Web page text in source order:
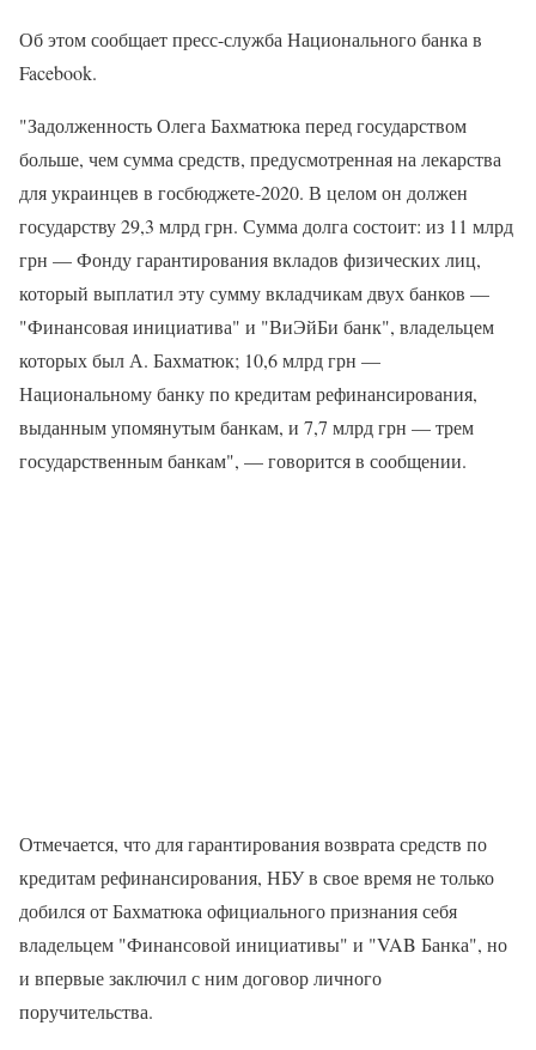
Об этом сообщает пресс-служба Национального банка в
Facebook.
"Задолженность Олега Бахматюка перед государством
больше, чем сумма средств, предусмотренная на лекарства
для украинцев в ​​госбюджете-2020. В целом он должен
государству 29,3 млрд грн. Сумма долга состоит: из 11 млрд
грн — Фонду гарантирования вкладов физических лиц,
который выплатил эту сумму вкладчикам двух банков —
"Финансовая инициатива" и "ВиЭйБи банк", владельцем
которых был А. Бахматюк; 10,6 млрд грн —
Национальному банку по кредитам рефинансирования,
выданным упомянутым банкам, и 7,7 млрд грн — трем
государственным банкам", — говорится в сообщении.
Отмечается, что для гарантирования возврата средств по
кредитам рефинансирования, НБУ в свое время не только
добился от Бахматюка официального признания себя
владельцем "Финансовой инициативы" и "VAB Банка", но
и впервые заключил с ним договор личного
поручительства.